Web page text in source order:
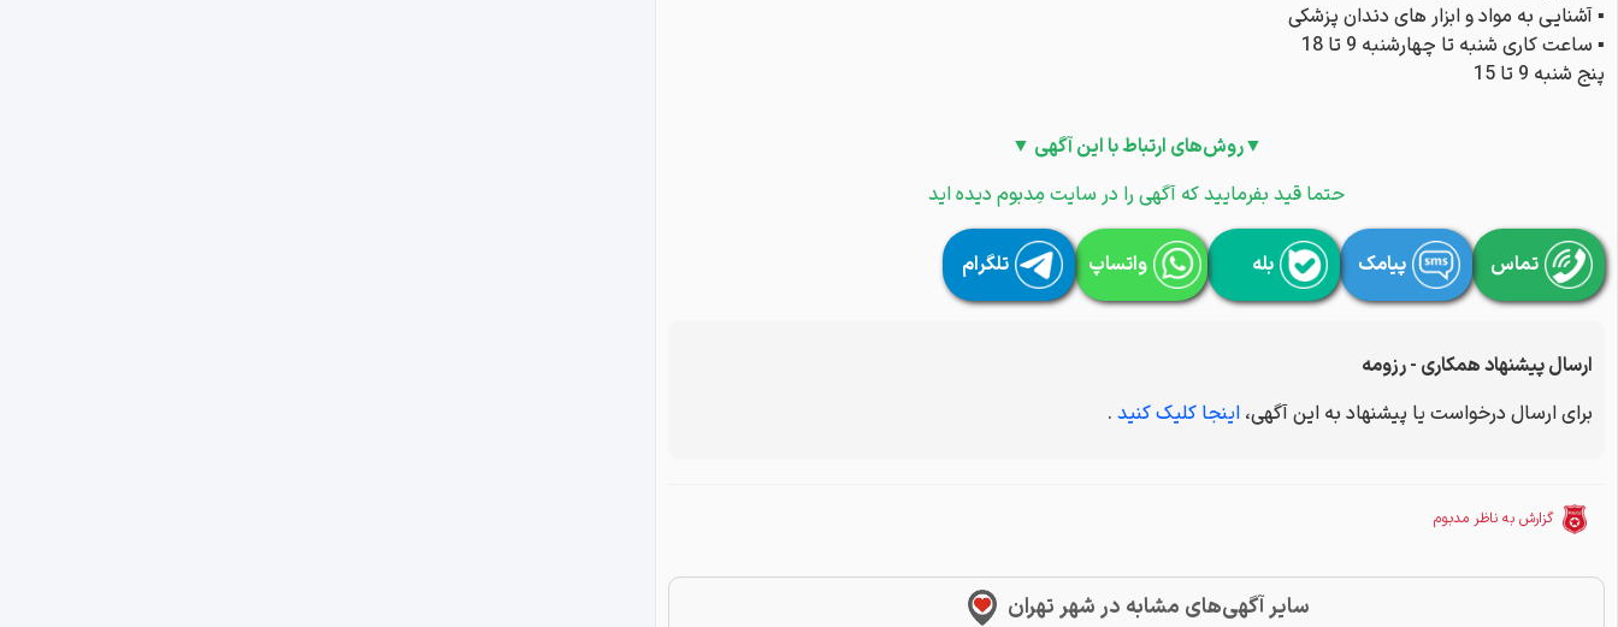
▪ آشنایی به مواد و ابزار های دندان پزشکی
▪ ساعت کاری شنبه تا چهارشنبه 9 تا 18
پنج شنبه 9 تا 15
▼روش‌های ارتباط با این آگهی ▼
حتما قید بفرمایید که آگهی را در سایت مِدبوم دیده اید
تماس پیامک بله واتساپ تلگرام
ارسال پیشنهاد همکاری - رزومه
برای ارسال درخواست یا پیشنهاد به این آگهی، اینجا کلیک کنید .
گزارش به ناظر مدبوم
سایر آگهی‌های مشابه در شهر تهران